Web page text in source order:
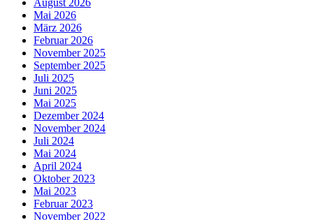
August 2026
Mai 2026
März 2026
Februar 2026
November 2025
September 2025
Juli 2025
Juni 2025
Mai 2025
Dezember 2024
November 2024
Juli 2024
Mai 2024
April 2024
Oktober 2023
Mai 2023
Februar 2023
November 2022